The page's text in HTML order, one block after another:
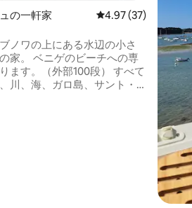
つ星の平均評価
の一軒家 レビュー37件、5つ
4.97 (37)
ノワの上にある水辺の小さ
ーチへの専
す。（外部100段） すべて
川、海、ガロ島、サント・